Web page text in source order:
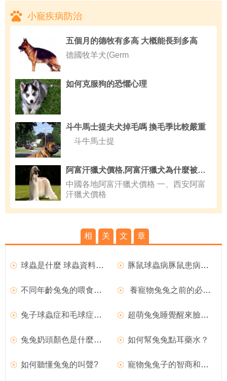
小寵疾病防治
五個月的德牧有多高 大概能長到多高
德國牧羊犬(Germ
如何克服狗的恐懼心理
斗牛馬士提夫犬掉毛嗎 換毛季比較嚴重
斗牛馬士提
阿富汗獵犬價格,阿富汗獵犬為什麼被禁養
中國各地阿富汗獵犬價格 一、西安阿富
汗獵犬價格
相 关 文 章
球蟲是什麼 球蟲資料大全 豚鼠球蟲病豚鼠患病的症狀是怎樣的？又該如何治療？
不同年齡兔兔的喂食方法 養寵物兔兔之前的必備硬件用品
兔子球蟲症和毛球症的區別 超萌兔兔睡覺醒來臉歪了自己用短手捧捧臉
兔兔奶頭顏色是什麼樣的？ 如何幫兔兔點耳藥水？
如何聽懂兔兔的叫聲? 寵物兔兔子的智商和記性怎麼樣